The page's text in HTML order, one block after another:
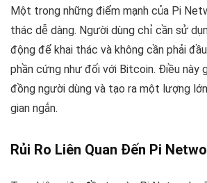
Một trong những điểm mạnh của Pi
thác dễ dàng. Người dùng chỉ cần sử
động để khai thác và không cần phải
phần cứng như đối với Bitcoin. Điều này
đồng người dùng và tạo ra một lượng
gian ngắn.
Rủi Ro Liên Quan Đến Pi